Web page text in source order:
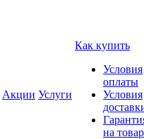
Акции Услуги
Как купить
Условия
оплаты
Условия
на товар